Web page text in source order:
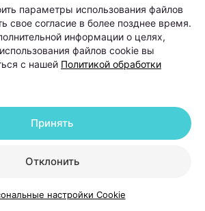
стрессом,
заболеваниями
железы или
после перенесенных
У мужчин на первом
андрогенетическая
наследственный тип
при котором волосы
истончаются и перестают
параметры использования файлов
свое согласие в более позднее время.
информации о целях,
файлов cookie вы
с нашей Политикой обработки
Отклонить
Принять
настройки Cookie